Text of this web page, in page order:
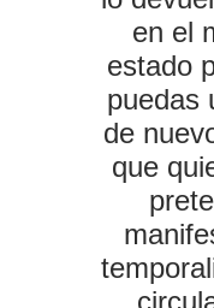
en el
estado
puedas
de
que